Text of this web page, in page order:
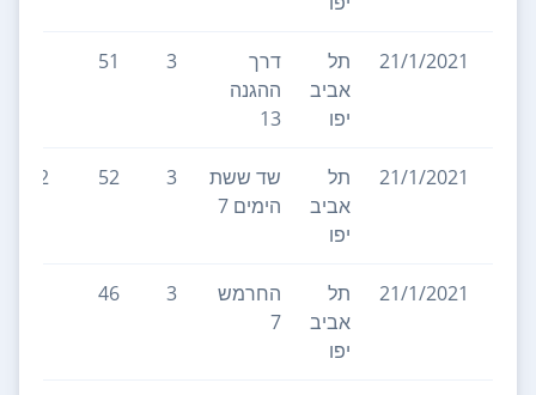
21/1/2021
תל
אביב
יפו
דרך
ההגנה
13
3
51
21/1/2021
תל
אביב
יפו
שד ששת
הימים 7
3
52
2
21/1/2021
תל
אביב
יפו
החרמש
7
3
46